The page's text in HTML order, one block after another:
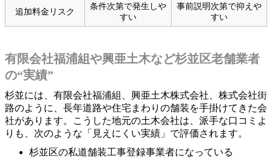
追加料金リスク
条件次第で発生しや
すい
事前説明次第で抑えや
すい
有限会社福浦組や興亜土木など杉並区老舗業者
の“実績”
杉並には、有限会社福浦組、興亜土木株式会社、株式会社街
路のように、長年道路や住宅まわりの舗装を手掛けてきた会
社があります。こうした地元の土木会社は、派手な口コミよ
りも、次のような「見えにくい実績」で評価されます。
杉並区の私道舗装工事登録事業者になっている